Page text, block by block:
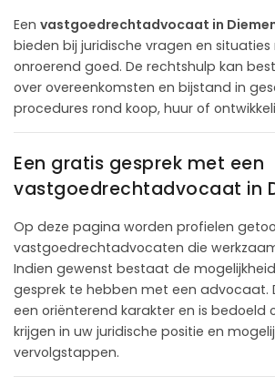
Een vastgoedrechtadvocaat in
bieden bij juridische vragen en
onroerend goed. De rechtshulp kan
over overeenkomsten en bijstand in
procedures rond koop, huur of
Een gratis gesprek met een
vastgoedrechtadvocaat in
Op deze pagina worden profielen
vastgoedrechtadvocaten die
Indien gewenst bestaat de
gesprek te hebben met een advocaat.
een oriënterend karakter en is bedoeld
krijgen in uw juridische positie en
vervolgstappen.